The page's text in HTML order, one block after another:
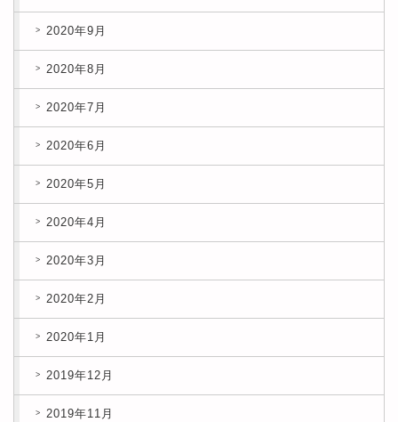
2020年9月
2020年8月
2020年7月
2020年6月
2020年5月
2020年4月
2020年3月
2020年2月
2020年1月
2019年12月
2019年11月